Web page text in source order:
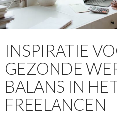
INSPIRATIE
GEZONDE
BALANS IN
FREELANCEN